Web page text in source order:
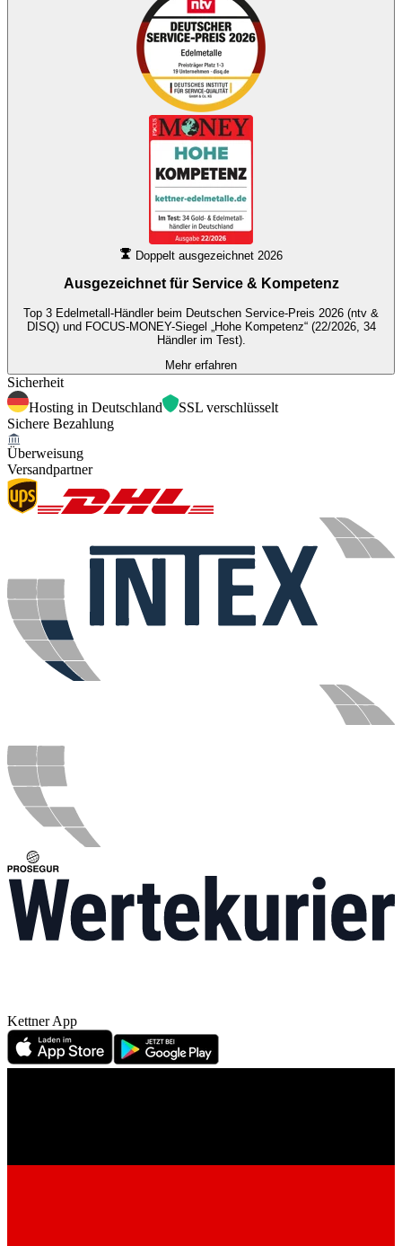
Doppelt ausgezeichnet 2026
Ausgezeichnet für Service & Kompetenz
Top 3 Edelmetall-Händler beim Deutschen Service-Preis 2026 (ntv &
DISQ) und FOCUS-MONEY-Siegel „Hohe Kompetenz“ (22/2026, 34
Händler im Test).
Mehr erfahren
Sicherheit
Hosting in Deutschland
SSL verschlüsselt
Sichere Bezahlung
Überweisung
Versandpartner
Kettner App